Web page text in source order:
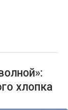
хлопка